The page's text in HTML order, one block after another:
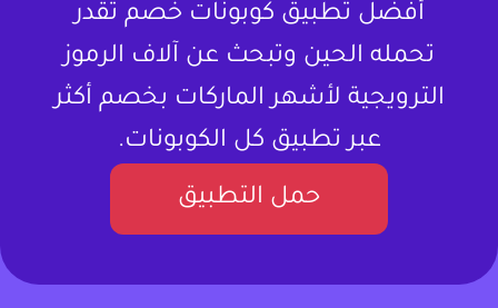
أفضل تطبيق كوبونات خصم تقدر
تحمله الحين وتبحث عن آلاف الرموز
الترويجية لأشهر الماركات بخصم أكثر
عبر تطبيق كل الكوبونات.
حمل التطبيق